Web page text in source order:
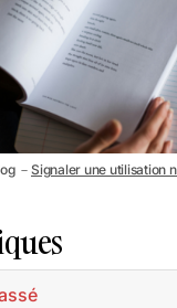
－ Signaler une utilisation